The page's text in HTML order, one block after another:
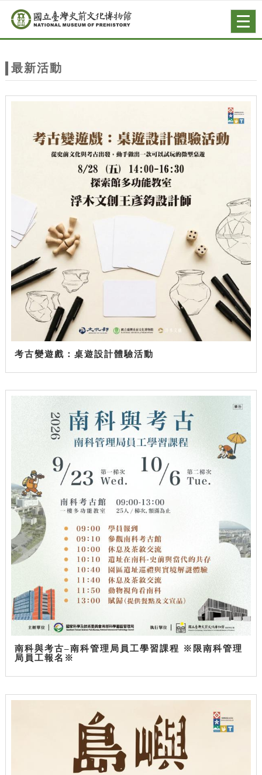
站
主
跳到主要內容
網站導覽
最新活動
考古變遊戲：桌遊設計體驗活動
南科與考古–南科管理局員工學習課程 ※限南科管理
局員工報名※